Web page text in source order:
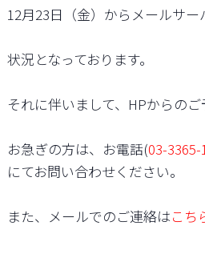
12月23日（金）からメールサ
状況となっております。
それに伴いまして、HPからの
お急ぎの方は、お電話(03-3365-
にてお問い合わせください。
また、メールでのご連絡はこち